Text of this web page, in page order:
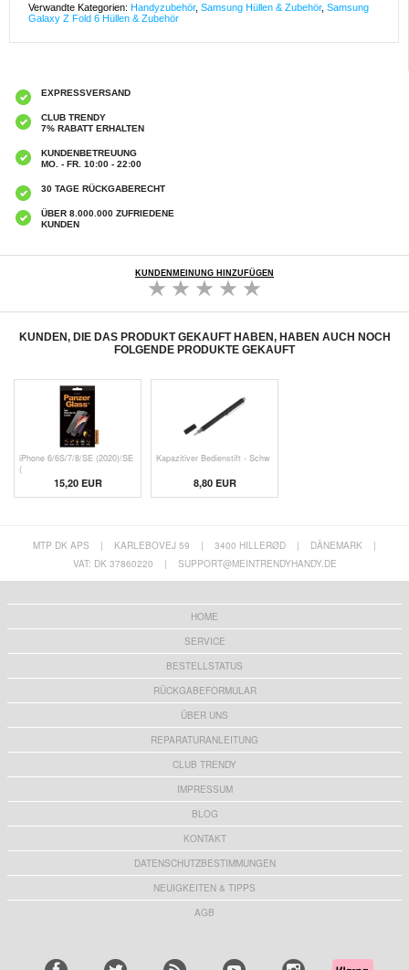
Verwandte Kategorien: Handyzubehör, Samsung Hüllen & Zubehör, Samsung
Galaxy Z Fold 6 Hüllen & Zubehör
EXPRESSVERSAND
CLUB TRENDY
7% RABATT ERHALTEN
KUNDENBETREUUNG
MO. - FR. 10:00 - 22:00
30 TAGE RÜCKGABERECHT
ÜBER 8.000.000 ZUFRIEDENE
KUNDEN
KUNDENMEINUNG HINZUFÜGEN
KUNDEN, DIE DAS PRODUKT GEKAUFT HABEN, HABEN AUCH NOCH
FOLGENDE PRODUKTE GEKAUFT
iPhone 6/6S/7/8/SE (2020)/SE
(
15,20 EUR
Kapazitiver Bedienstift - Schw
8,80 EUR
MTP DK APS | KARLEBOVEJ 59 | 3400 HILLERØD | DÄNEMARK
|
VAT: DK 37860220
| SUPPORT@MEINTRENDYHANDY.DE
HOME
SERVICE
BESTELLSTATUS
RÜCKGABEFORMULAR
ÜBER UNS
REPARATURANLEITUNG
CLUB TRENDY
IMPRESSUM
BLOG
KONTAKT
DATENSCHUTZBESTIMMUNGEN
NEUIGKEITEN & TIPPS
AGB